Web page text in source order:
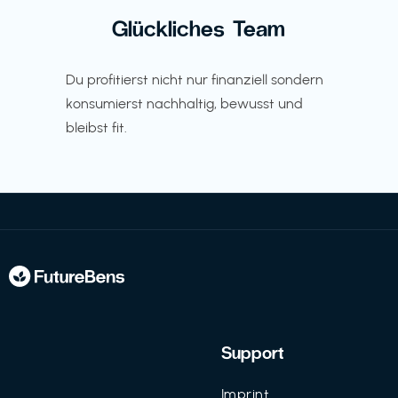
Glückliches Team
Du profitierst nicht nur finanziell sondern
konsumierst nachhaltig, bewusst und
bleibst fit.
Support
Imprint